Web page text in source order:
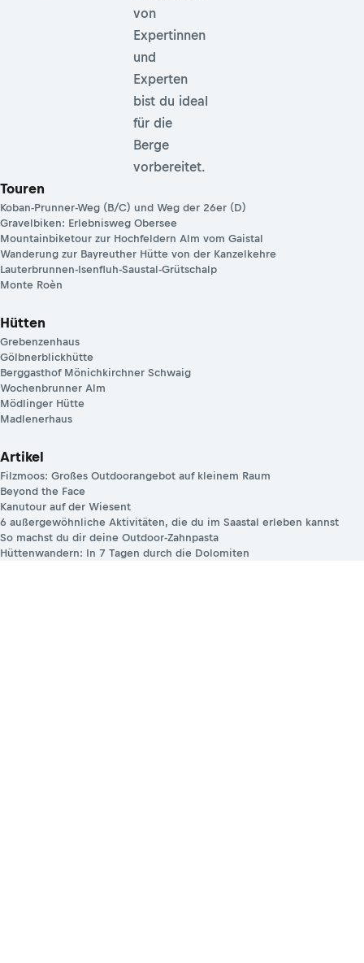
von
Expertinnen
und
Experten
bist du ideal
für die
Berge
vorbereitet.
Touren
Koban-Prunner-Weg (B/C) und Weg der 26er (D)
Gravelbiken: Erlebnisweg Obersee
Mountainbiketour zur Hochfeldern Alm vom Gaistal
Wanderung zur Bayreuther Hütte von der Kanzelkehre
Lauterbrunnen-Isenfluh-Saustal-Grütschalp
Monte Roèn
Hütten
Grebenzenhaus
Gölbnerblickhütte
Berggasthof Mönichkirchner Schwaig
Wochenbrunner Alm
Mödlinger Hütte
Madlenerhaus
Artikel
Filzmoos: Großes Outdoorangebot auf kleinem Raum
Beyond the Face
Kanutour auf der Wiesent
6 außergewöhnliche Aktivitäten, die du im Saastal erleben kannst
So machst du dir deine Outdoor-Zahnpasta
Hüttenwandern: In 7 Tagen durch die Dolomiten